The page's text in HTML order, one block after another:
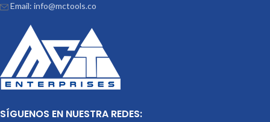
Email: info@mctools.co
SÍGUENOS EN NUESTRA REDES: